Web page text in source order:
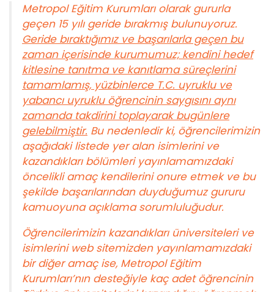
Metropol Eğitim Kurumları olarak gururla
geçen 15 yılı geride bırakmış bulunuyoruz.
Geride bıraktığımız ve başarılarla geçen bu
zaman içerisinde kurumumuz; kendini hedef
kitlesine tanıtma ve kanıtlama süreçlerini
tamamlamış, yüzbinlerce T.C. uyruklu ve
yabancı uyruklu öğrencinin saygısını aynı
zamanda takdirini toplayarak bugünlere
gelebilmiştir. Bu nedenledir ki, öğrencilerimizin
aşağıdaki listede yer alan isimlerini ve
kazandıkları bölümleri yayınlamamızdaki
öncelikli amaç kendilerini onure etmek ve bu
şekilde başarılarından duyduğumuz gururu
kamuoyuna açıklama sorumluluğudur.
Öğrencilerimizin kazandıkları üniversiteleri ve
isimlerini web sitemizden yayınlamamızdaki
bir diğer amaç ise, Metropol Eğitim
Kurumları’nın desteğiyle kaç adet öğrencinin